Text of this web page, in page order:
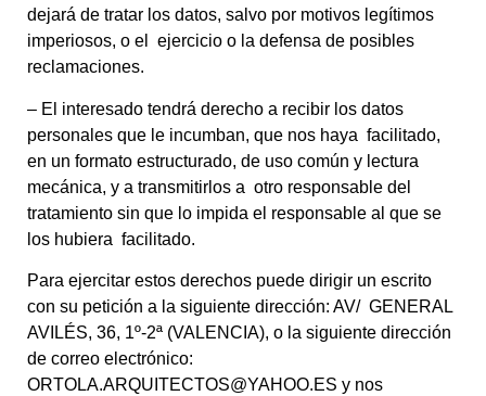
dejará de tratar los datos, salvo por motivos legítimos
imperiosos, o el ejercicio o la defensa de posibles
reclamaciones.
– El interesado tendrá derecho a recibir los datos
personales que le incumban, que nos haya facilitado,
en un formato estructurado, de uso común y lectura
mecánica, y a transmitirlos a otro responsable del
tratamiento sin que lo impida el responsable al que se
los hubiera facilitado.
Para ejercitar estos derechos puede dirigir un escrito
con su petición a la siguiente dirección: AV/ GENERAL
AVILÉS, 36, 1º-2ª (VALENCIA), o la siguiente dirección
de correo electrónico:
ORTOLA.ARQUITECTOS@YAHOO.ES y nos